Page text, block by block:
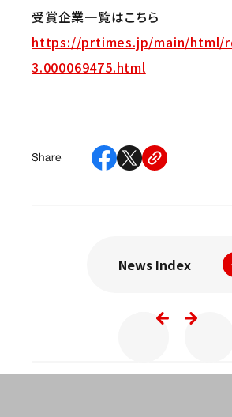
受賞企業一覧はこちら
https://prtimes.jp/main/html/
3.000069475.html
News Index